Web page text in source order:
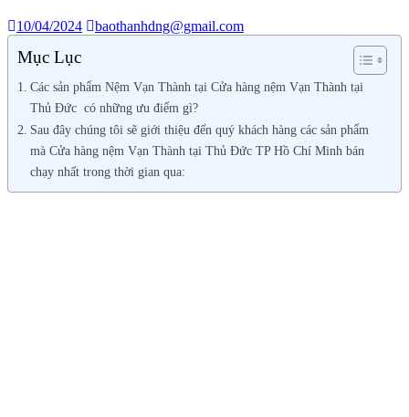
10/04/2024 baothanhdng@gmail.com
Mục Lục
Các sản phẩm Nệm Vạn Thành tại Cửa hàng nệm Vạn Thành tại
Thủ Đức có những ưu điểm gì?
Sau đây chúng tôi sẽ giới thiệu đến quý khách hàng các sản phẩm
mà Cửa hàng nệm Vạn Thành tại Thủ Đức TP Hồ Chí Minh bán
chạy nhất trong thời gian qua: